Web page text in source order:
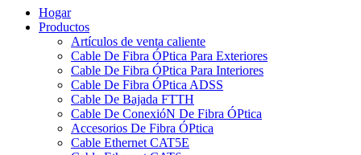
Hogar
Productos
Artículos de venta caliente
Cable De Fibra ÓPtica Para Exteriores
Cable De Fibra ÓPtica Para Interiores
Cable De Fibra ÓPtica ADSS
Cable De Bajada FTTH
Cable De ConexióN De Fibra ÓPtica
Accesorios De Fibra ÓPtica
Cable Ethernet CAT5E